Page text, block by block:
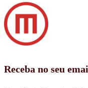
Receba no seu